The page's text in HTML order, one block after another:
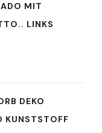
MIT
LINKS
DEKO
KUNSTSTOFF